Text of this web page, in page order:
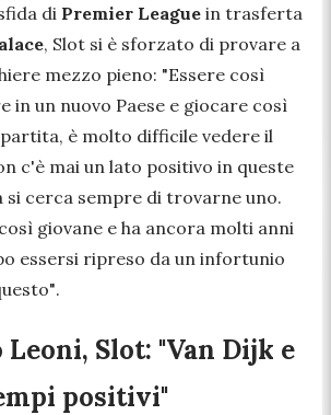
di Premier League in trasferta
, Slot si è sforzato di provare a
mezzo pieno: "Essere così
in un nuovo Paese e giocare così
è molto difficile vedere il
c'è mai un lato positivo in queste
si cerca sempre di trovarne uno.
giovane e ha ancora molti anni
essersi ripreso da un infortunio
.
Slot: "Van Dijk e
positivi"